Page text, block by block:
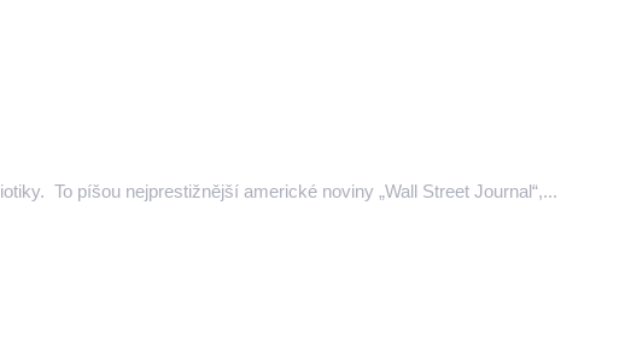
To píšou nejprestižnější americké noviny „Wall Street Journal“,...